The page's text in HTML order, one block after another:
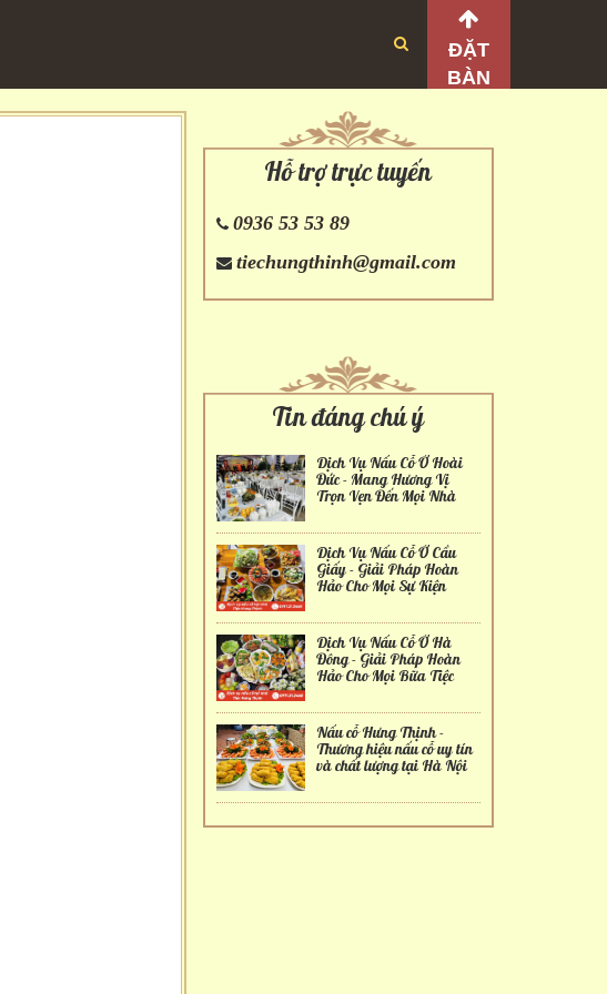
ĐẶT
BÀN
Hỗ trợ trực tuyến
0936 53 53 89
tiechungthinh@gmail.com
Tin đáng chú ý
Dịch Vụ Nấu Cỗ Ở Hoài
Đức - Mang Hương Vị
Trọn Vẹn Đến Mọi Nhà
Dịch Vụ Nấu Cỗ Ở Cầu
Giấy - Giải Pháp Hoàn
Hảo Cho Mọi Sự Kiện
Dịch Vụ Nấu Cỗ Ở Hà
Đông - Giải Pháp Hoàn
Hảo Cho Mọi Bữa Tiệc
Nấu cỗ Hưng Thịnh -
Thương hiệu nấu cỗ uy tín
và chất lượng tại Hà Nội